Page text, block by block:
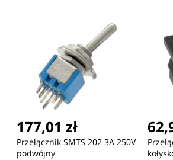
177,01 zł
Przełącznik SMTS 202 3A 250V
podwójny